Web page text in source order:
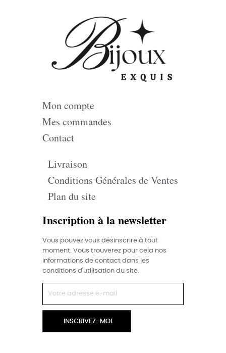
Mon compte
Mes commandes
Contact
Livraison
Conditions Générales de Ventes
Plan du site
Inscription à la newsletter
Vous pouvez vous désinscrire à tout
moment. Vous trouverez pour cela nos
informations de contact dans les
conditions d'utilisation du site.
INSCRIVEZ-MOI